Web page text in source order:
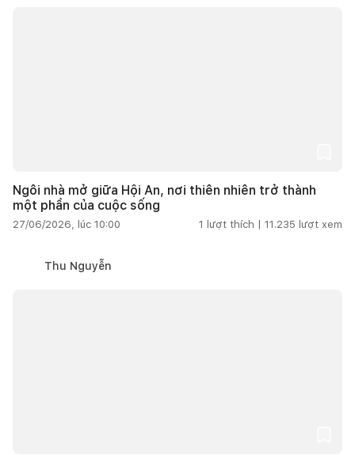
Ngôi nhà mở giữa Hội An, nơi thiên nhiên trở thành
một phần của cuộc sống
27/06/2026, lúc 10:00 1 lượt thích | 11.235 lượt xem
Thu Nguyễn